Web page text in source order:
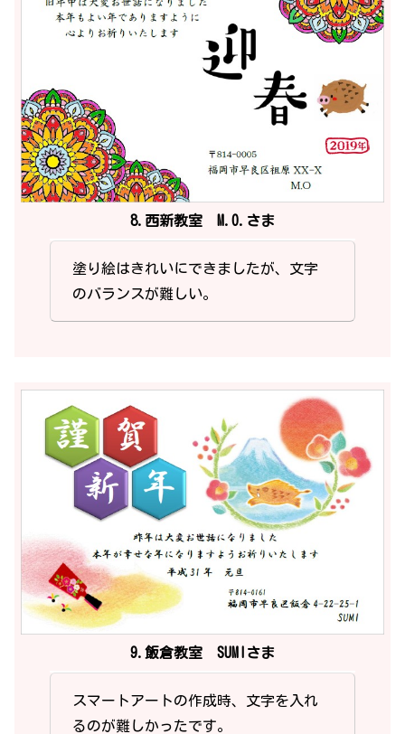
8.西新教室 M.O.さま
塗り絵はきれいにできましたが、文字
のバランスが難しい。
9.飯倉教室 SUMIさま
スマートアートの作成時、文字を入れ
るのが難しかったです。